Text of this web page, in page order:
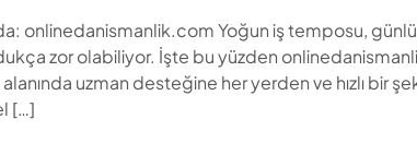
onlinedanismanlik.com Yoğun iş temposu,
zor olabiliyor. İşte bu yüzden
uzman desteğine her yerden ve hızlı bir
[…]